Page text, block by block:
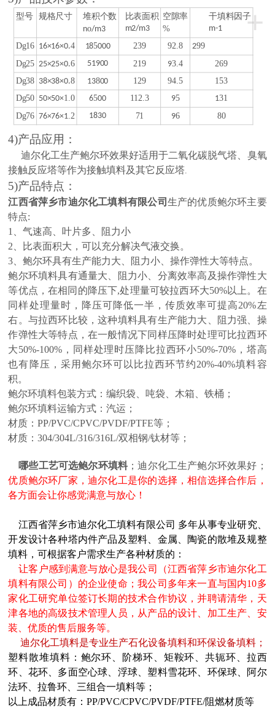
+
型号 规格尺寸
堆积个数
no/m3
比表面积
m2/m3
空隙率
%
干填料因子
m-1
Dg16 16×16×0.4 185000 239 92.8 299
Dg25 25×25×0.6 51900 219 93.4
269
Dg38 38×38×0.8 13800 129 94.5
153
Dg50 50×50×1.0 6500 112.3 95 131
Dg76 76×76×1 .2 1830 71 96 80
4)产品应用：
迪尔化工生产鲍尔环效果好适用于二氧化碳脱气塔、臭氧
接触反应塔等作为接触填料及其它反应塔.
5)产品特点：
江西省萍乡市迪尔化工填料有限公司 生产的优质鲍尔环主要
特点:
1、气速高、叶片多、阻力小
2、比表面积大，可以充分解决气液交换。
3、鲍尔环具有生产能力大、阻力小、操作弹性大等特点。
鲍尔环填料具有通量大、阻力小、分离效率高及操作弹性大
等优点，在相同的降压下,处理量可较拉西环大50%以上。在
同样处理量时，降压可降低一半，传质效率可提高20%左
右。与拉西环比较，这种填料具有生产能力大、阻力强、操
作弹性大等特点，在一般情况下同样压降时处理可比拉西环
大50%-100%，同样处理时压降比拉西环小50%-70%，塔高
也有降压，采用鲍尔环可以比拉西环节约20%-40%填料容
积。
鲍尔环填料包装方式：编织袋、吨袋、木箱、铁桶；
鲍尔环填料运输方式：汽运；
材质：PP/PVC/CPVC/PVDF/PTFE等；
材质：304/304L/316/316L/双相钢/钛材等；
哪些工艺可选鲍尔环填料；迪尔化工生产鲍尔环效果好；
优质鲍尔环厂家，迪尔化工是你的选择，相信选择合作后，
各方面会让你感觉满意与放心！
江西省萍乡市迪尔化工填料有限公司 多年从事专业研究、
开发设计各种塔内件产品及塑料、金属、陶瓷的散堆及规整
填料，可根据客户需求生产各种材质的：
让客户感到满意与放心是我公司（江西省萍乡市迪尔化工
填料有限公司）的企业使命；我公司多年来一直与国内10多
家化工研究单位签订长期的技术合作协议，并聘请清华，天
津各地的高级技术管理人员，从产品的设计、加工生产、安
装、优质的售后服务等。
迪尔化工填料是专业生产石化设备填料和环保设备填料；
塑料散堆填料：鲍尔环、阶梯环、矩鞍环、共轭环、拉西
环、花环、多面空心球、浮球、塑料雪花环、环保球、阿尔
法环、拉鲁环、三组合一填料等；
以上成品材质有：PP/PVC/CPVC/PVDF/PTFE/阻燃材质等